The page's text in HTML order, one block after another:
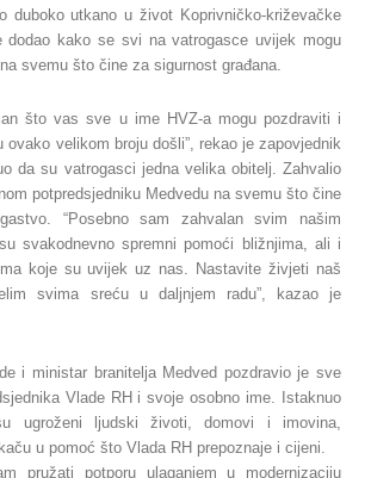
duboko utkano u život Koprivničko-križevačke
dodao kako se svi na vatrogasce uvijek mogu
svemu što čine za sigurnost građana.
što vas sve u ime HVZ-a mogu pozdraviti i
ovako velikom broju došli”, rekao je zapovjednik
da su vatrogasci jedna velika obitelj. Zahvalio
potpredsjedniku Medvedu na svemu što čine
“Posebno sam zahvalan svim našim
svakodnevno spremni pomoći bližnjima, ali i
koje su uvijek uz nas. Nastavite živjeti naš
svima sreću u daljnjem radu”, kazao je
i ministar branitelja Medved pozdravio je sve
Vlade RH i svoje osobno ime. Istaknuo
ugroženi ljudski životi, domovi i imovina,
u pomoć što Vlada RH prepoznaje i cijeni.
pružati potporu ulaganjem u modernizaciju